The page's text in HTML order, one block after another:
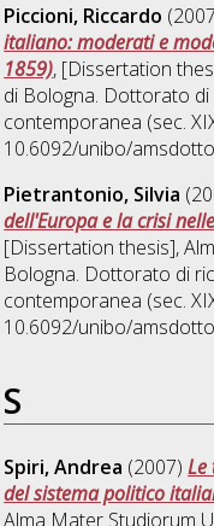
Piccioni, Riccardo
italiano: moderati e
1859), [Dissertation
di Bologna. Dottorato di
contemporanea (sec.
10.6092/unibo/
Pietrantonio, Silvia
dell'Europa e la crisi
[Dissertation thesis],
Bologna. Dottorato di
contemporanea (sec.
10.6092/unibo/
S
Spiri, Andrea (2007)Le
del sistema politico
Alma Mater Studiorum